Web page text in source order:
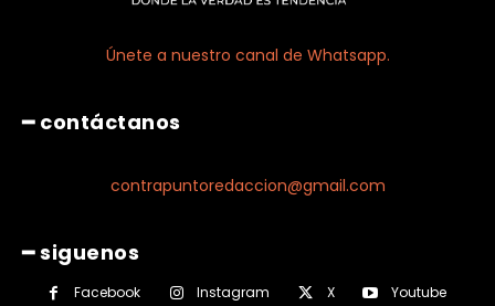
Únete a nuestro canal de Whatsapp.
━ contáctanos
contrapuntoredaccion@gmail.com
━ siguenos
Facebook Instagram X Youtube